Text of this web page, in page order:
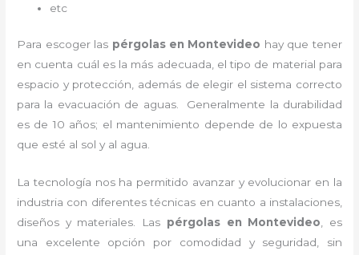
etc
Para escoger las pérgolasen Montevideo hay que tener
en cuenta cuál es la más adecuada, el tipo de material para
espacio y protección, además de elegir el sistema correcto
para la evacuación de aguas. Generalmente la durabilidad
es de 10 años; el mantenimiento depende de lo expuesta
que esté al sol y al agua.
La tecnología nos ha permitido avanzar y evolucionar en la
industria con diferentes técnicas en cuanto a instalaciones,
diseños y materiales. Las pérgolasen Montevideo , es
una excelente opción por comodidad y seguridad, sin